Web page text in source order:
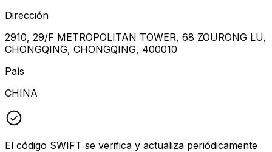
Dirección
2910, 29/F METROPOLITAN TOWER, 68 ZOURONG LU,
CHONGQING, CHONGQING, 400010
País
CHINA
El código SWIFT se verifica y actualiza periódicamente